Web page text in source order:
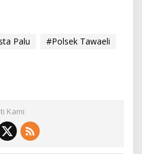
Palu
#Polsek Tawaeli
Kami